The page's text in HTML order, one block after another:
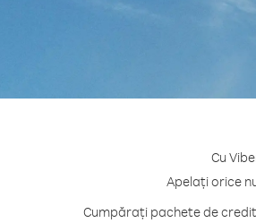
Cu
Apelați orice
Cumpărați pachete de